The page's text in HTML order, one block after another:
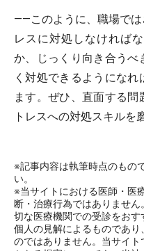
――このように、職場では
レスに対処しなければ
か、じっくり向き合うべ
く対処できるようにな
ます。ぜひ、直面する
トレスへの対処スキルを
※記事内容は執筆時点のもの
い。
※当サイトにおける医師・医
断・治療行為ではありませ
切な医療機関での受診をお
個人の見解によるものであ
のではありません。当サイ